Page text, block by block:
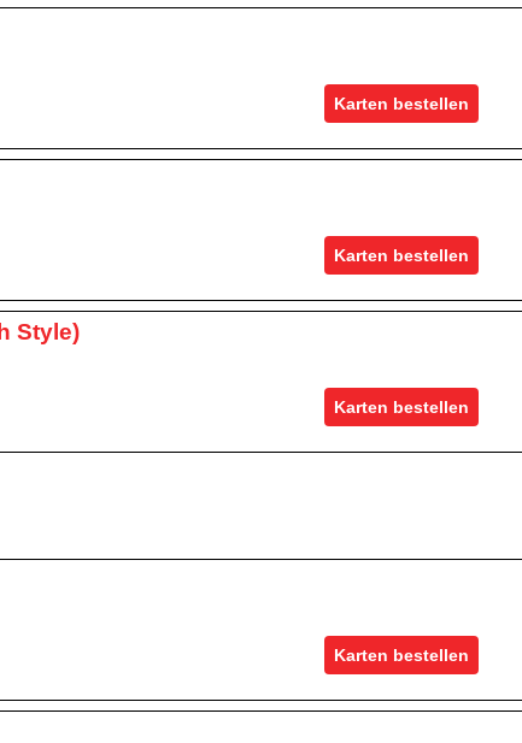
Karten bestellen
Karten bestellen
Style)
Karten bestellen
Karten bestellen